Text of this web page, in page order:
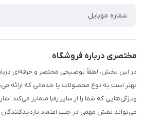
مختصری درباره فروشگاه
در این بخش، لطفاً توضیحی مختصر و حرفه‌ای
بهتر است به نوع محصولات یا خدماتی که ارائه
ویژگی‌هایی که شما را از سایر رقبا متمایز می‌کند
می‌تواند نقش مهمی در جلب اعتماد بازدیدکنندگان